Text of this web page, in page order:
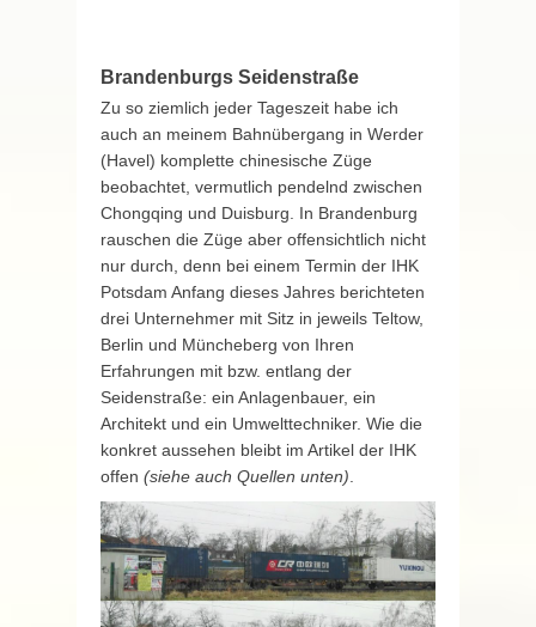
Brandenburgs Seidenstraße
Zu so ziemlich jeder Tageszeit habe ich
auch an meinem Bahnübergang in Werder
(Havel) komplette chinesische Züge
beobachtet, vermutlich pendelnd zwischen
Chongqing und Duisburg. In Brandenburg
rauschen die Züge aber offensichtlich nicht
nur durch, denn bei einem Termin der IHK
Potsdam Anfang dieses Jahres berichteten
drei Unternehmer mit Sitz in jeweils Teltow,
Berlin und Müncheberg von Ihren
Erfahrungen mit bzw. entlang der
Seidenstraße: ein Anlagenbauer, ein
Architekt und ein Umwelttechniker. Wie die
konkret aussehen bleibt im Artikel der IHK
offen (siehe auch Quellen unten)